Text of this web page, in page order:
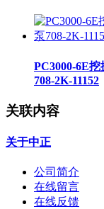
PC3000-6E
708-2K-11152
关联内容
关于中正
公司简介
在线留言
在线反馈